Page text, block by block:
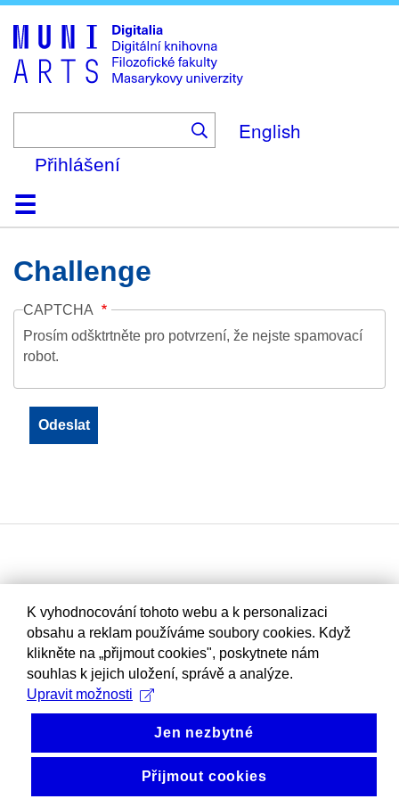
to
main
content
English
Přihlášení
DomůKolekce
Prohlížení
Vyhledávání
O platformě
Nápověda
KontaktDigitalia
Challenge
CAPTCHA
Prosím odšktrtněte pro potvrzení, že nejste spamovací
robot.
K vyhodnocování tohoto webu a k personalizaci
obsahu a reklam používáme soubory cookies. Když
klikněte na „přijmout cookies", poskytnete nám
souhlas k jejich uložení, správě a analýze.
Upravit možnosti
Jen nezbytné
Přijmout cookies